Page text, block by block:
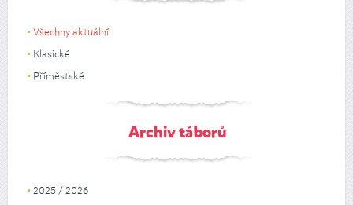
Všechny aktuální
Klasické
Příměstské
Archiv táborů
2025 / 2026